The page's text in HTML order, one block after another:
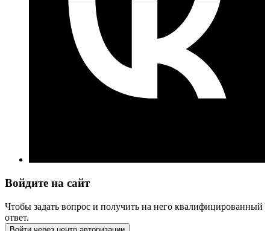
Войдите на сайт
Чтобы задать вопрос и получить на него квалифицированный
ответ.